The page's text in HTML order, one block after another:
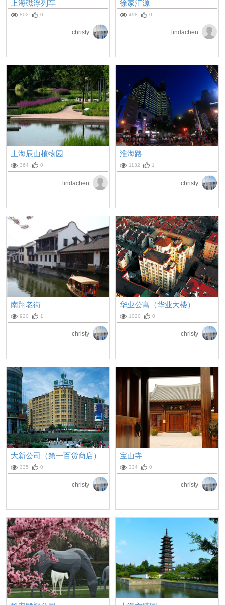
上海磁浮列车
802 0
christy
徐家汇源
498 0
lindachen
上海辰山植物园
364 0
lindachen
淮海路
1132 1
christy
南翔老街
920 1
christy
华业公寓（华业大楼）
1020 0
christy
大新公司（第一百货商店）
335 0
christy
宝山寺
334 0
christy